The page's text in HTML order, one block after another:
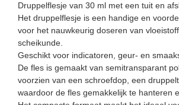
Druppelflesje van 30 ml met een tuit en
Het druppelflesje is een handige en
voor het nauwkeurig doseren van
scheikunde.
Geschikt voor indicatoren, geur- en
De fles is gemaakt van semitransparant
voorzien van een schroefdop, een
waardoor de fles gemakkelijk te hanteren